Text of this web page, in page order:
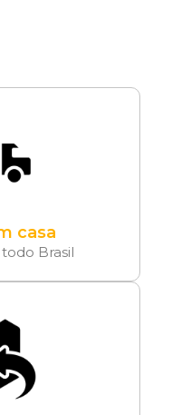
casa
Brasil